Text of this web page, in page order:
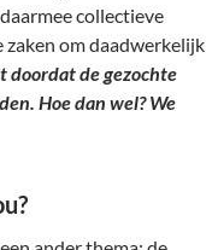
collectieve
zaken om daadwerkelijk
doordat de gezochte
Hoe dan wel? We